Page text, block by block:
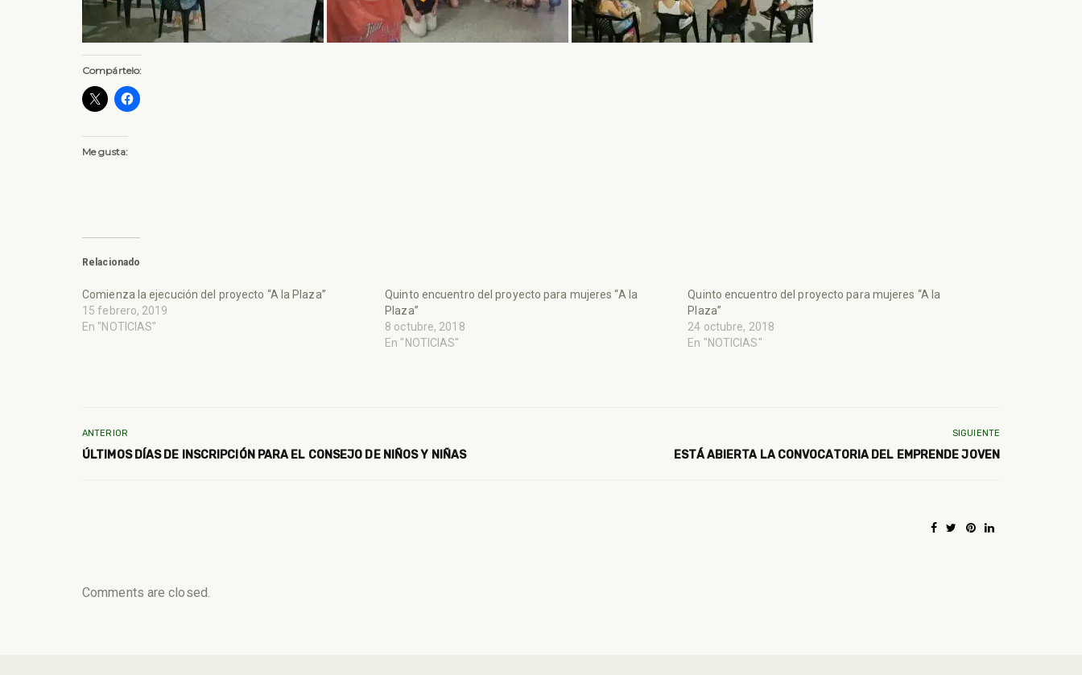
Compártelo:
Me gusta:
Relacionado
Comienza la ejecución del proyecto “A la Plaza”
15 febrero, 2019
En "NOTICIAS"
Quinto encuentro del proyecto para mujeres “A la
Plaza”
8 octubre, 2018
En "NOTICIAS"
Quinto encuentro del proyecto para mujeres “A la
Plaza”
24 octubre, 2018
En "NOTICIAS"
ANTERIOR
ÚLTIMOS DÍAS DE INSCRIPCIÓN PARA EL CONSEJO DE NIÑOS Y NIÑAS
SIGUIENTE
ESTÁ ABIERTA LA CONVOCATORIA DEL EMPRENDE JOVEN
Comments are closed.